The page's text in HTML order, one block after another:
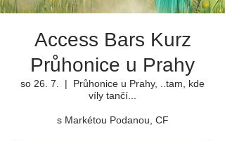
Access Bars Kurz
Průhonice u Prahy
so 26. 7.
  |
Průhonice u Prahy, ..tam, kde
víly tančí...
s Markétou Podanou, CF